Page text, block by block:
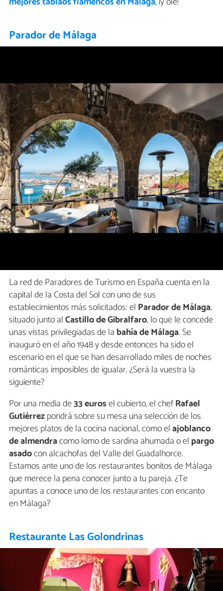
Parador de Málaga
La red de Paradores de Turismo en España cuenta en la
capital de la Costa del Sol con uno de sus
establecimientos más solicitados: el Parador de Málaga,
situado junto alCastillo de Gibralfaro, lo que le concede
unas vistas privilegiadas de la bahía de Málaga. Se
inauguró en el año 1948 y desde entonces ha sido el
escenario en el que se han desarrollado miles de noches
románticas imposibles de igualar. ¿Será la vuestra la
siguiente?
Por una media de33 eurosel cubierto, el chefRafael
Gutiérrezpondrá sobre su mesa una selección de los
mejores platos de la cocina nacional, como elajoblanco
de almendracomo lomo de sardina ahumada o el pargo
asadocon alcachofas del Valle del Guadalhorce.
Estamos ante uno de los restaurantes bonitos de Málaga
que merece la pena conocer junto a tu pareja. ¿Te
apuntas a conoce uno de los restaurantes con encanto
en Málaga?
Restaurante Las Golondrinas